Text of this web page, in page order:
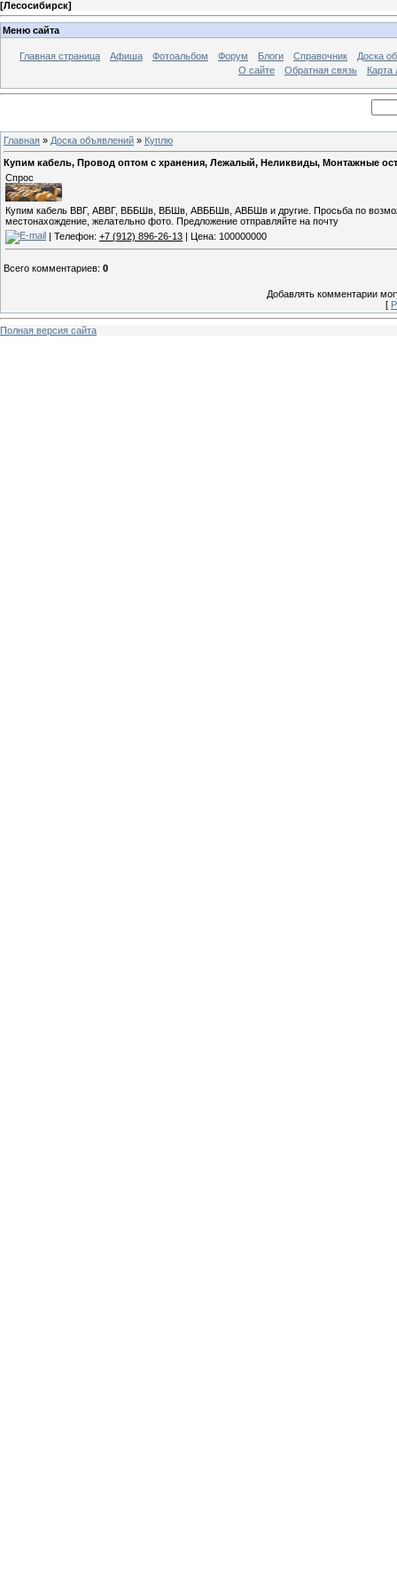
[Лесосибирск]
Меню сайта
Главная страница Афиша Фотоальбом Форум Блоги Справочник
Доска
О сайте
Обратная связь Карта
Главная » Доска объявлений » Куплю
Купим кабель, Провод оптом с хранения, Лежалый, Неликвиды, Монтажные
Спрос
Купим кабель ВВГ, АВВГ, ВББШв, ВБШв, АВББШв, АВБШв и другие. Просьба по
местонахождение, желательно фото. Предложение отправляйте на почту
| Телефон: +7 (912) 896-26-13 | Цена: 100000000
Всего комментариев: 0
Добавлять комментарии
[
Полная версия сайта